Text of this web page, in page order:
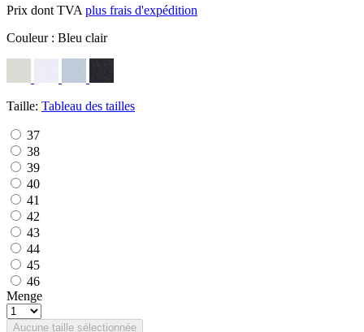
Prix dont TVA plus frais d'expédition
Couleur : Bleu clair
Taille: Tableau des tailles
37
38
39
40
41
42
43
44
45
46
Menge
Aucune taille sélectionnée